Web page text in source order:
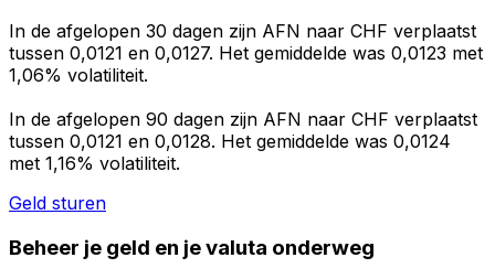
In de afgelopen 30 dagen zijn AFN naar CHF verplaatst
tussen 0,0121 en 0,0127. Het gemiddelde was 0,0123 met
1,06% volatiliteit.
In de afgelopen 90 dagen zijn AFN naar CHF verplaatst
tussen 0,0121 en 0,0128. Het gemiddelde was 0,0124
met 1,16% volatiliteit.
Geld sturen
Beheer je geld en je valuta onderweg